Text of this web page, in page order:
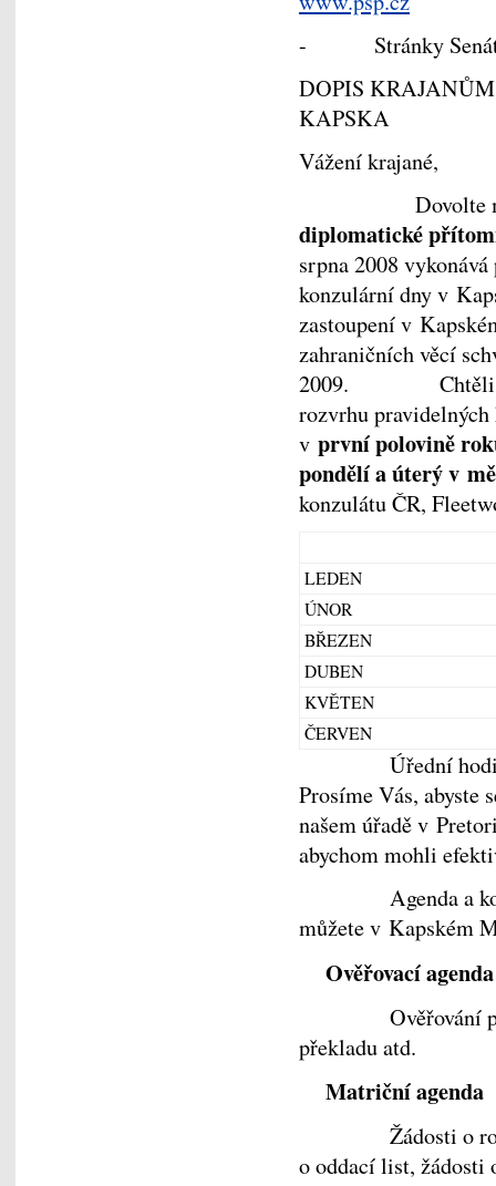
- Stránky Senátu
DOPIS
KAPSKA
Vážení krajané,
Dovolte mi,
diplomatické
srpna 2008
konzulární dny v
zastoupení v
zahraničních věcí
2009. Chtěli
rozvrhu
v první polovině
pondělí a úterý v
konzulátu ČR,
LEDEN
ÚNOR
BŘEZEN
DUBEN
KVĚTEN
ČERVEN
Úřední hodiny
Prosíme Vás, abyste
našem úřadě v
abychom mohli
Agenda a
můžete v Kapském
Ověřovací agenda
Ověřování
překladu atd.
Matriční agenda
Žádosti o rodný
o oddací list,